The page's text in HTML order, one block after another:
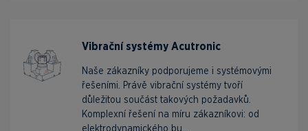
Vibrační systémy Acutronic
Naše zákazníky podporujeme i systémovými
řešeními. Právě vibrační systémy tvoří
důležitou součást takových požadavků.
Komplexní řešení na míru zákazníkovi: od
elektrodynamického bu...